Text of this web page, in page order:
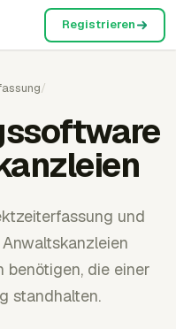
Registrieren
/
und
benötigen, die einer
standhalten.